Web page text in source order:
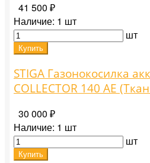
41 500 ₽
Наличие: 1 шт
шт
Купить
STIGA Газонокосилка
COLLECTOR 140 AE
30 000 ₽
Наличие: 1 шт
шт
Купить